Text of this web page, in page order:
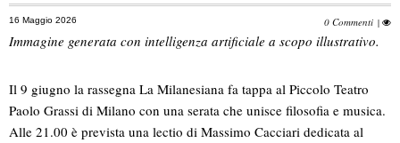
16 Maggio 2026 0 Commenti |
Immagine generata con intelligenza artificiale a scopo illustrativo.
Il 9 giugno la rassegna La Milanesiana fa tappa al Piccolo Teatro
Paolo Grassi di Milano con una serata che unisce filosofia e musica.
Alle 21.00 è prevista una lectio di Massimo Cacciari dedicata al